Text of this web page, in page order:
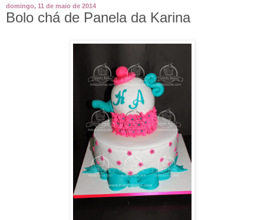
domingo, 11 de maio de 2014
Bolo chá de Panela da Karina